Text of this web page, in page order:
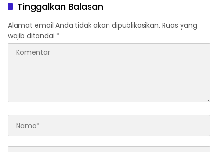
Tinggalkan Balasan
Alamat email Anda tidak akan dipublikasikan. Ruas yang
wajib ditandai *